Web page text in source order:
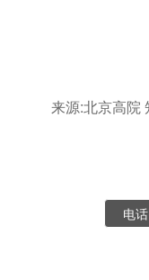
来源:北京高院
电